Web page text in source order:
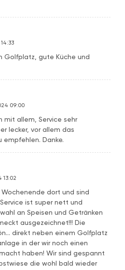
Golfplatz, gute Küche und
09:00
mit allem, Service sehr
lecker, vor allem das
Danke.
13:02
dort und sind
ist super nett und
an Speisen und Getränken
ausgezeichnet!!! Die
direkt neben einem Golfplatz
in der wir noch einen
haben! Wir sind gespannt
die wohl bald wieder